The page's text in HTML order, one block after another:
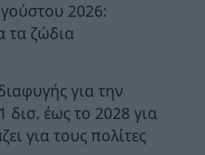
2026:
τα ζώδια
για την
δισ. έως το 2028 για
για τους πολίτες